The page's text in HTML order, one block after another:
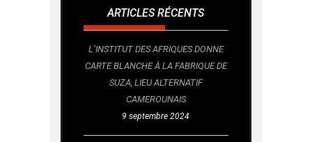
ARTICLES RÉCENTS
L’INSTITUT DES AFRIQUES DONNE
CARTE BLANCHE À LA FABRIQUE DE
SUZA, LIEU ALTERNATIF
CAMEROUNAIS
9 septembre 2024